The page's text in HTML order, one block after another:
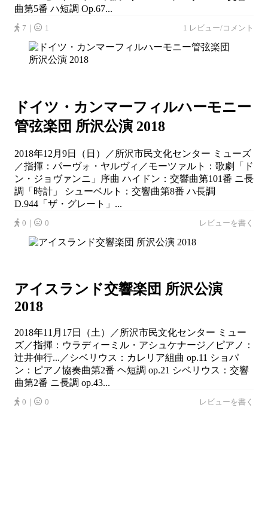
曲第5番 ハ短調 Op.67...
7｜ 1 1 レビュー/コメント
ドイツ・カンマーフィルハーモニー
管弦楽団 所沢公演 2018
2018年12月9日（日）／所沢市民文化センター ミューズ
／指揮：パーヴォ・ヤルヴィ／モーツァルト：歌劇「ド
ン・ジョヴァンニ」序曲 ハイドン：交響曲第101番 ニ長
調「時計」 シューベルト：交響曲第8番 ハ長調
D.944「ザ・グレート」...
0｜ 0 レビューを書く
アイスランド交響楽団 所沢公演
2018
2018年11月17日（土）／所沢市民文化センター ミュー
ズ／指揮：ウラディーミル・アシュケナージ／ピアノ：
辻井伸行...／シベリウス：カレリア組曲 op.11 ショパ
ン：ピアノ協奏曲第2番 ヘ短調 op.21 シベリウス：交響
曲第2番 ニ長調 op.43...
0｜ 0 レビューを書く